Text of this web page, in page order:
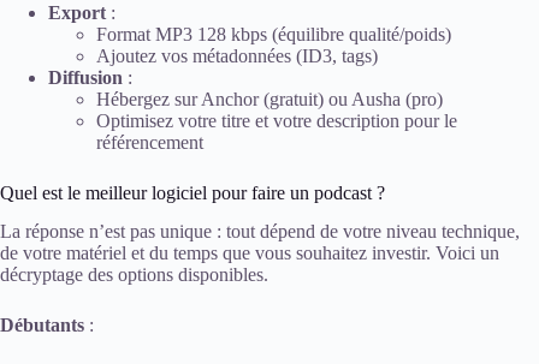
Export :
Format MP3 128 kbps (équilibre qualité/poids)
Ajoutez vos métadonnées (ID3, tags)
Diffusion :
Hébergez sur Anchor (gratuit) ou Ausha (pro)
Optimisez votre titre et votre description pour le
référencement
Quel est le meilleur logiciel pour faire un podcast ?
La réponse n’est pas unique : tout dépend de votre niveau technique,
de votre matériel et du temps que vous souhaitez investir. Voici un
décryptage des options disponibles.
Débutants :